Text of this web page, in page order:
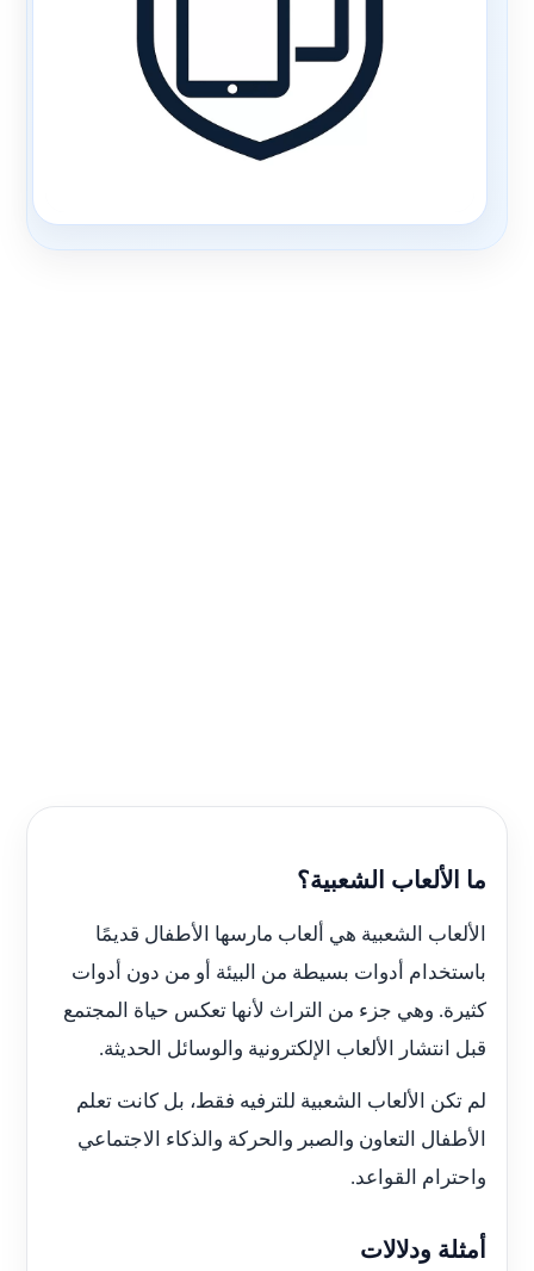
ما الألعاب الشعبية؟
الألعاب الشعبية هي ألعاب مارسها الأطفال قديمًا
باستخدام أدوات بسيطة من البيئة أو من دون أدوات
كثيرة. وهي جزء من التراث لأنها تعكس حياة المجتمع
قبل انتشار الألعاب الإلكترونية والوسائل الحديثة.
لم تكن الألعاب الشعبية للترفيه فقط، بل كانت تعلم
الأطفال التعاون والصبر والحركة والذكاء الاجتماعي
واحترام القواعد.
أمثلة ودلالات